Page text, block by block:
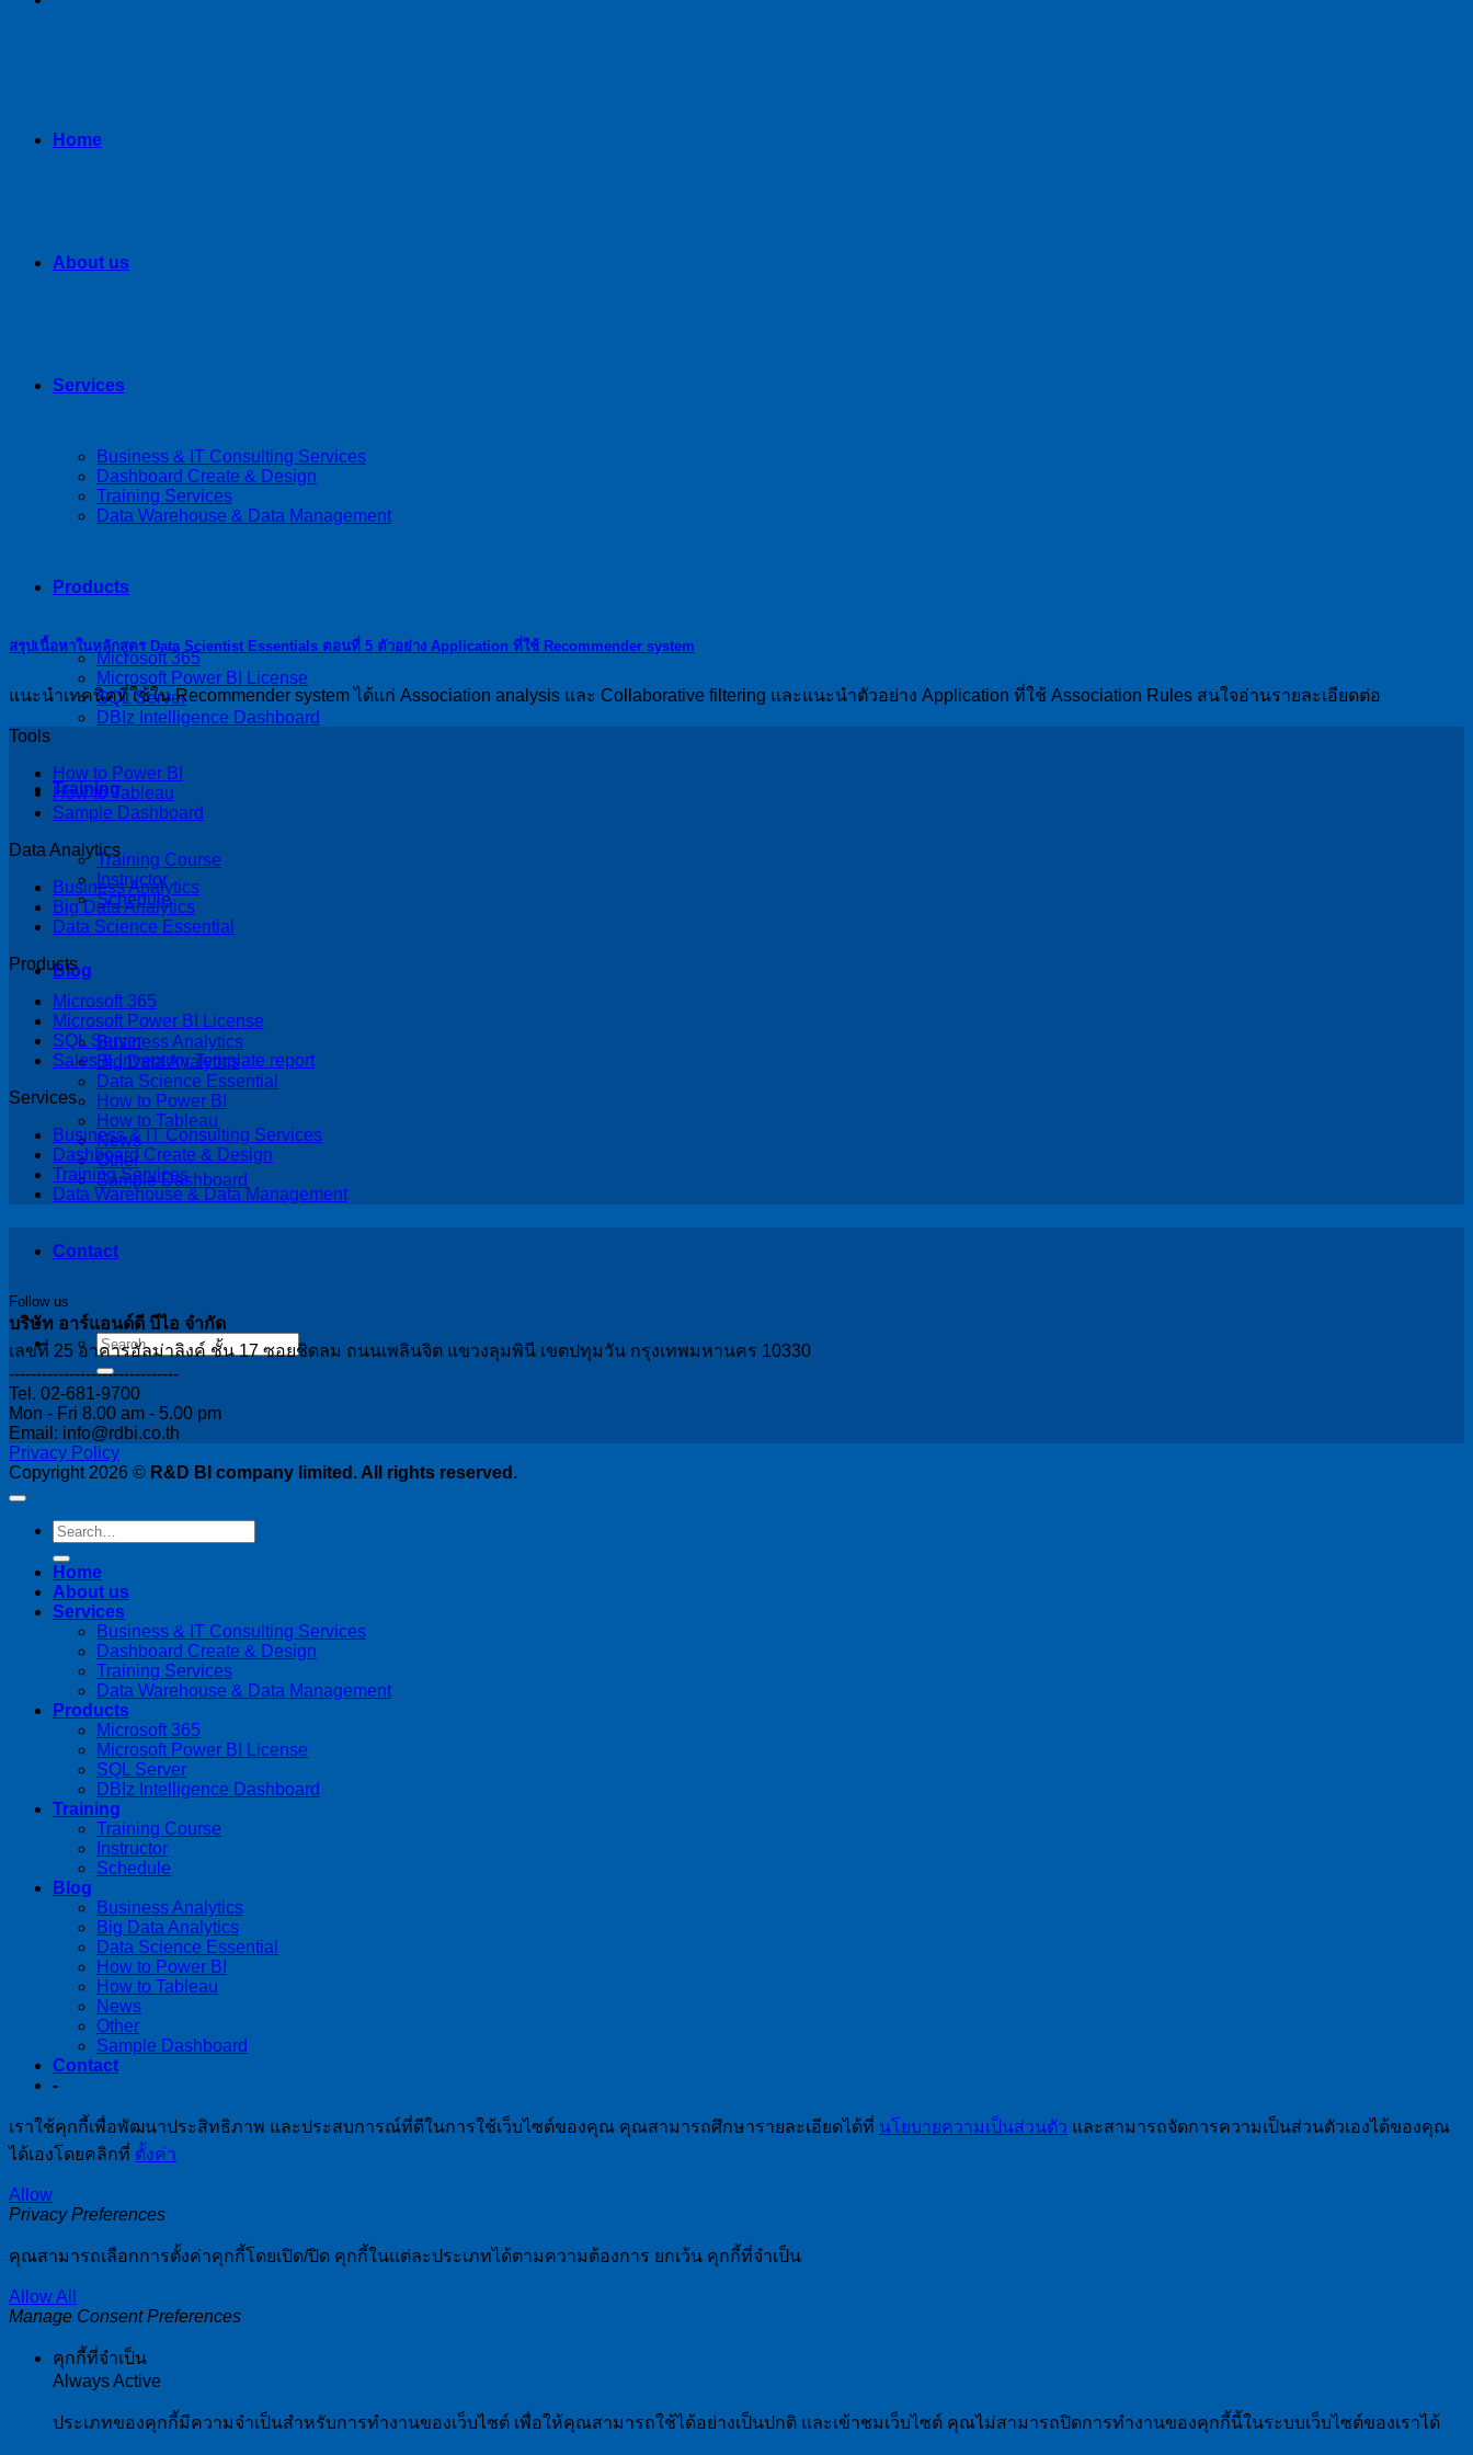
Home
About us
Services
Business & IT Consulting Services
Dashboard Create & Design
Training Services
Data Warehouse & Data Management
Products
Microsoft 365
Microsoft Power BI License
SQL Server
DBIz Intelligence Dashboard
Training
Training Course
Instructor
Schedule
Blog
Business Analytics
Big Data Analytics
Data Science Essential
How to Power BI
How to Tableau
News
Other
Sample Dashboard
Contact
สรุปเนื้อหาในหลักสูตร Data Scientist Essentials ตอนที่ 5 ตัวอย่าง Application ที่ใช้ Recommender system
แนะนำเทคนิคที่ใช้ใน Recommender system ได้แก่ Association analysis และ Collaborative filtering และแนะนำตัวอย่าง Application ที่ใช้ Association Rules สนใจอ่านรายละเอียดต่อ
Tools
How to Power BI
How to Tableau
Sample Dashboard
Data Analytics
Business Analytics
Big Data Analytics
Data Science Essential
Products
Microsoft 365
Microsoft Power BI License
SQL Server
Sales & Inventory Template report
Services
Business & IT Consulting Services
Dashboard Create & Design
Training Services
Data Warehouse & Data Management
Follow us
บริษัท อาร์แอนด์ดี บีไอ จำกัด
เลขที่ 25 อาคารอัลม่าลิงค์ ชั้น 17 ซอยชิดลม ถนนเพลินจิต แขวงลุมพินี เขตปทุมวัน กรุงเทพมหานคร 10330
-------------------------------
Tel. 02-681-9700
Mon - Fri 8.00 am - 5.00 pm
Email: info@rdbi.co.th
Privacy Policy
Copyright 2026 © R&D BI company limited. All rights reserved.
Home
About us
Services
Business & IT Consulting Services
Dashboard Create & Design
Training Services
Data Warehouse & Data Management
Products
Microsoft 365
Microsoft Power BI License
SQL Server
DBIz Intelligence Dashboard
Training
Training Course
Instructor
Schedule
Blog
Business Analytics
Big Data Analytics
Data Science Essential
How to Power BI
How to Tableau
News
Other
Sample Dashboard
Contact
-
เราใช้คุกกี้เพื่อพัฒนาประสิทธิภาพ และประสบการณ์ที่ดีในการใช้เว็บไซต์ของคุณ คุณสามารถศึกษารายละเอียดได้ที่ นโยบายความเป็นส่วนตัว และสามารถจัดการความเป็นส่วนตัวเองได้ของคุณ
ได้เองโดยคลิกที่ ตั้งค่า
Allow
Privacy Preferences
คุณสามารถเลือกการตั้งค่าคุกกี้โดยเปิด/ปิด คุกกี้ในแต่ละประเภทได้ตามความต้องการ ยกเว้น คุกกี้ที่จำเป็น
Allow All
Manage Consent Preferences
คุกกี้ที่จำเป็น
Always Active
ประเภทของคุกกี้มีความจำเป็นสำหรับการทำงานของเว็บไซต์ เพื่อให้คุณสามารถใช้ได้อย่างเป็นปกติ และเข้าชมเว็บไซต์ คุณไม่สามารถปิดการทำงานของคุกกี้นี้ในระบบเว็บไซต์ของเราได้